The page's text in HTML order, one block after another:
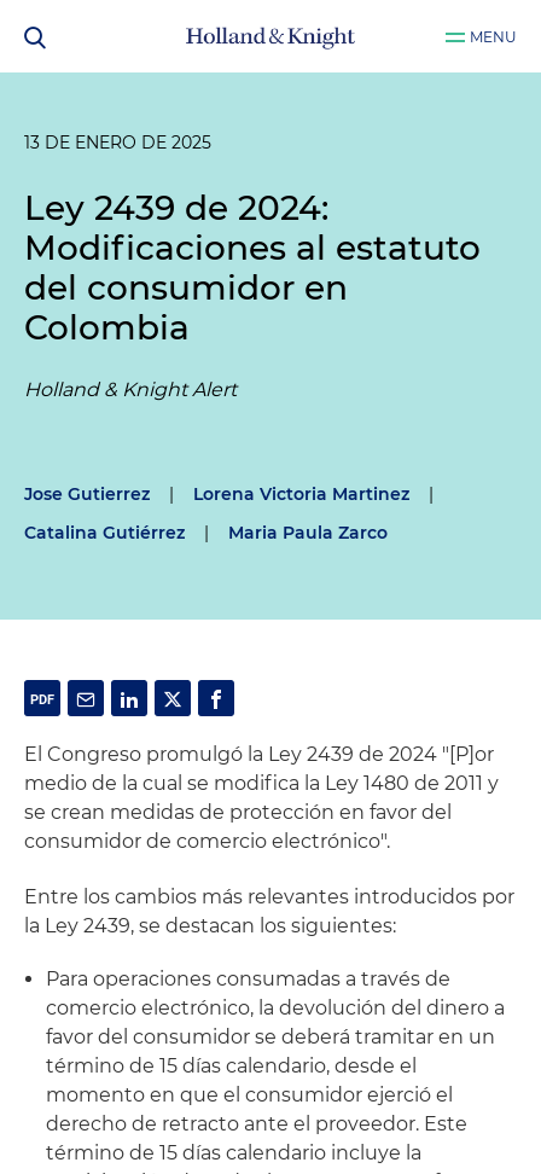
MENU
13 DE ENERO DE 2025
Ley 2439 de 2024:
Modificaciones al estatuto
del consumidor en
Colombia
Holland & Knight Alert
Jose Gutierrez | Lorena Victoria Martinez
|
Catalina Gutiérrez
| Maria Paula Zarco
El Congreso promulgó la Ley 2439 de 2024 "[P]or
medio de la cual se modifica la Ley 1480 de 2011 y
se crean medidas de protección en favor del
consumidor de comercio electrónico".
Entre los cambios más relevantes introducidos por
la Ley 2439, se destacan los siguientes:
Para operaciones consumadas a través de
comercio electrónico, la devolución del dinero a
favor del consumidor se deberá tramitar en un
término de 15 días calendario, desde el
momento en que el consumidor ejerció el
derecho de retracto ante el proveedor. Este
término de 15 días calendario incluye la